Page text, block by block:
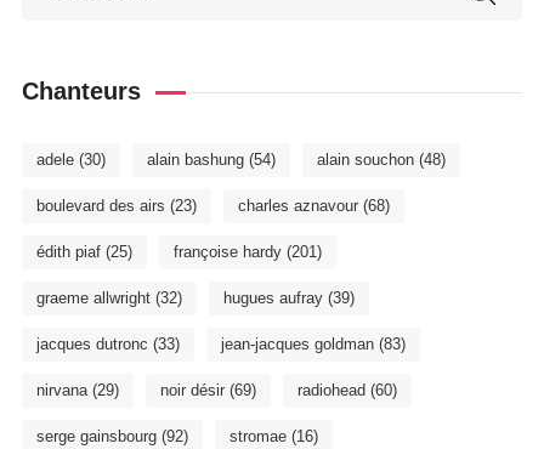
Chanteurs
adele(30) alain bashung(54) alain souchon(48)
boulevard des airs (23) charles aznavour(68)
édith piaf(25) françoise hardy(201)
graeme allwright(32) hugues aufray(39)
jacques dutronc (33) jean-jacques goldman(83)
nirvana(29) noir désir(69) radiohead (60)
serge gainsbourg(92) stromae(16)